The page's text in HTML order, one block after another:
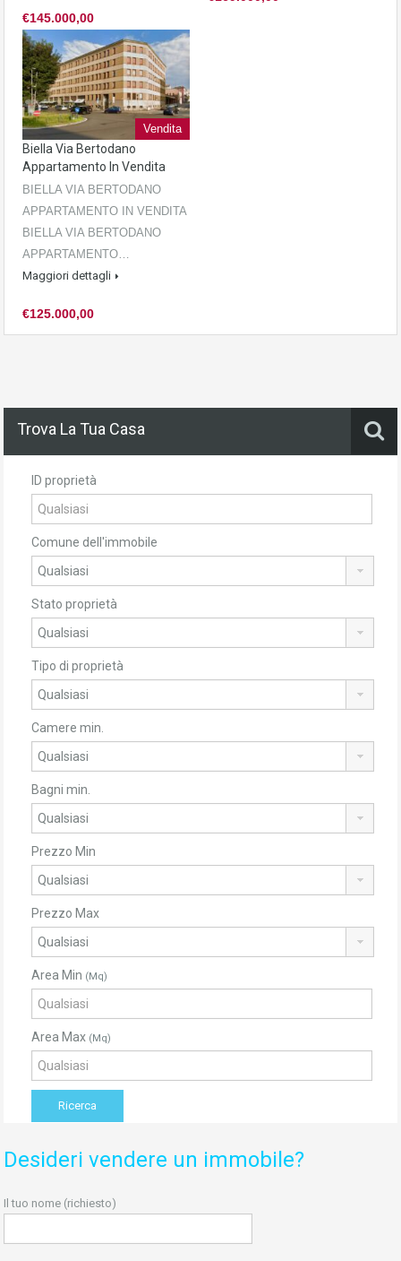
€145.000,00
Vendita
Biella Via Bertodano
Appartamento In Vendita
BIELLA VIA BERTODANO
APPARTAMENTO IN VENDITA
BIELLA VIA BERTODANO
APPARTAMENTO…
Maggiori dettagli
€125.000,00
Trova La Tua Casa
ID proprietà
Comune dell'immobile
Stato proprietà
Tipo di proprietà
Camere min.
Bagni min.
Prezzo Min
Prezzo Max
Area Min (Mq)
Area Max (Mq)
Desideri vendere un immobile?
Il tuo nome (richiesto)